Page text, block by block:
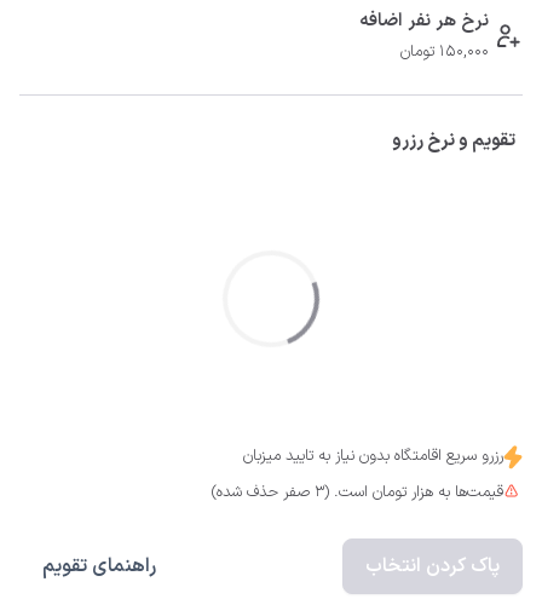
نرخ هر نفر اضافه
150,000 تومان
تقویم و نرخ رزرو
رزرو سریع اقامتگاه بدون نیاز به تایید میزبان
قیمت‌ها به هزار تومان است. (3 صفر حذف شده)
پاک کردن انتخاب راهنمای تقویم